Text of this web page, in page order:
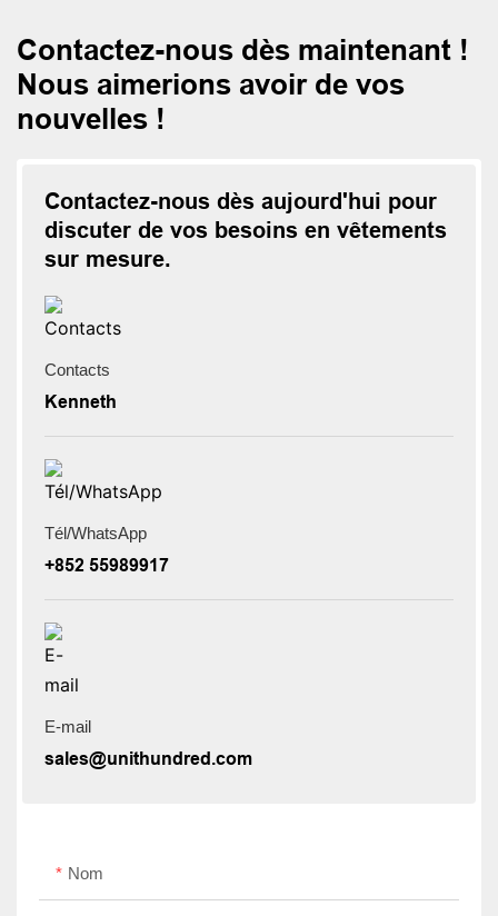
Contactez-nous dès maintenant !
Nous aimerions avoir de vos
nouvelles !
Contactez-nous dès aujourd'hui pour
discuter de vos besoins en vêtements
sur mesure.
Contacts
Kenneth
Tél/WhatsApp
+852 55989917
E-mail
sales@unithundred.com
Nom